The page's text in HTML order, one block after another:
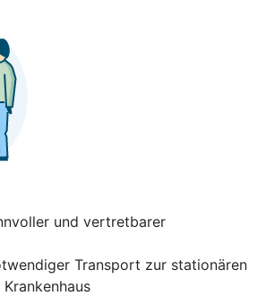
und vertretbarer
Transport zur stationären